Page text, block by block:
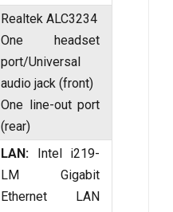
Realtek ALC3234
One headset
port/Universal
audio jack (front)
One line-out port
(rear)
LAN: Intel i219-
LM Gigabit
Ethernet LAN